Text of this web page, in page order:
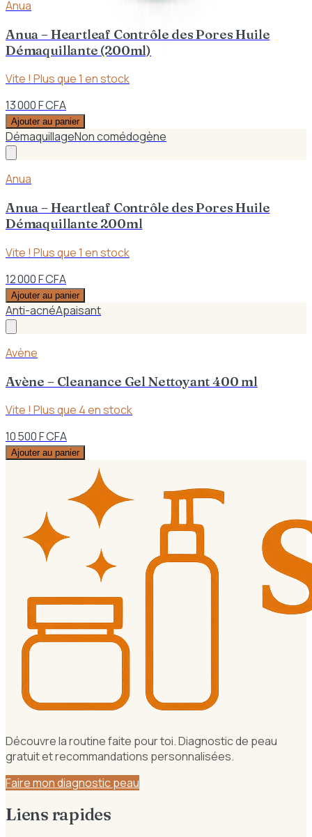
Anua
Anua – Heartleaf Contrôle des Pores Huile
Démaquillante (200ml)
Vite ! Plus que1 en stock
13 000 F CFA
Ajouter au panier
DémaquillageNon comédogène
Anua
Anua – Heartleaf Contrôle des Pores Huile
Démaquillante 200ml
Vite ! Plus que1 en stock
12 000 F CFA
Ajouter au panier
Anti-acnéApaisant
Avène
Avène – Cleanance Gel Nettoyant 400 ml
Vite ! Plus que 4en stock
10 500 F CFA
Ajouter au panier
Découvre la routine faite pour toi. Diagnostic de peau
gratuit et recommandations personnalisées.
Faire mon diagnostic peau
Liens rapides